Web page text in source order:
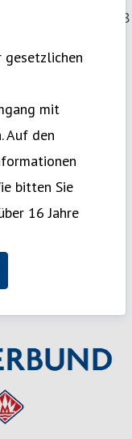
gesetzlichen
mit
Auf den
bitten Sie
16 Jahre
der Kern der 1878
in
innovativen
aus
mit 1100
Getränke und
Genuss an: von
den Menschen der
ein einzigartiges